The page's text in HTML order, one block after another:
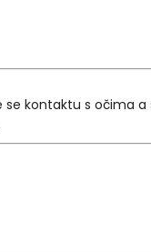
kontaktu s očima